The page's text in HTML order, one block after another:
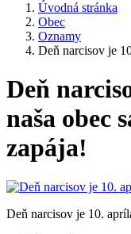
Úvodná stránka
Obec
Oznamy
Deň narcisov je
Deň
naša obec
zapája!
Deň narcisov je 10.